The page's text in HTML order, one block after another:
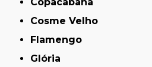
Cosme Velho
Flamengo
Glória